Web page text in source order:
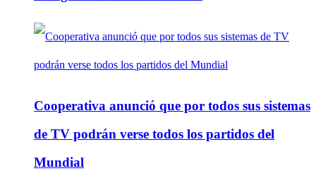
Cooperativa anunció que por todos sus sistemas
de TV podrán verse todos los partidos del
Mundial